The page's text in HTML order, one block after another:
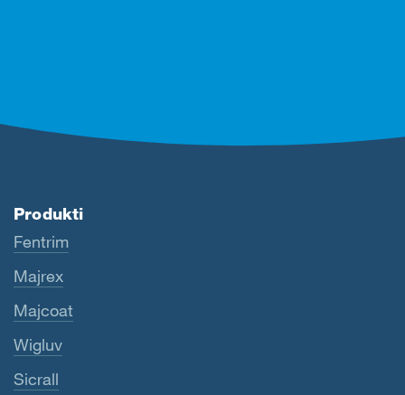
Produkti
Fentrim
Majrex
Majcoat
Wigluv
Sicrall